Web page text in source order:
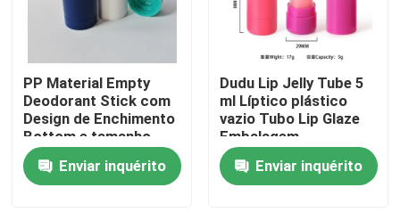
Casa
Produtos
PP Material Empty
Deodorant Stick com
Design de Enchimento
Bottom e tamanho
aprovado pela TSA
Enviar inquérito
Dudu Lip Jelly Tube 5
ml Líptico plástico
vazio Tubo Lip Glaze
Embalagem
Enviar inquérito